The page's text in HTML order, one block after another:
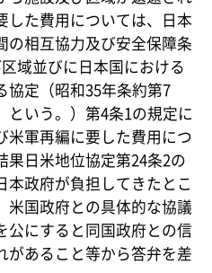
した費用については、日本
の相互協力及び安全保障条
域並びに日本国における
協定（昭和35年条約第7
いう。）第4条1の規定に
米軍再編に要した費用につ
果日米地位協定第24条2の
政府が負担してきたとこ
米国政府との具体的な協議
公にすると同国政府との信
があること等から答弁を差